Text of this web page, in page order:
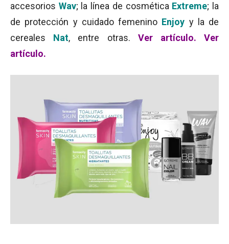
accesorios Wav; la línea de cosmética Extreme; la
de protección y cuidado femenino Enjoy y la de
cereales Nat, entre otras. Ver artículo.
Ver
artículo.